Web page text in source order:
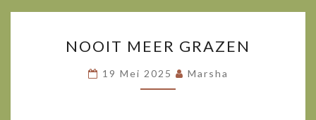
MEER
GRAZEN
NOOIT MEER GRAZEN
19 Mei 2025 Marsha